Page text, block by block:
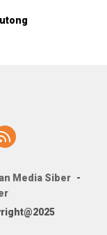
Media Siber